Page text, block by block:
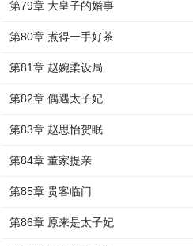
第79章 大皇子的婚事
第80章 煮得一手好茶
第81章 赵婉柔设局
第82章 偶遇太子妃
第83章 赵思怡贺眠
第84章 董家提亲
第85章 贵客临门
第86章 原来是太子妃